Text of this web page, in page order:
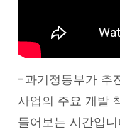
-과기정통부가 추
사업의 주요 개발
들어보는 시간입